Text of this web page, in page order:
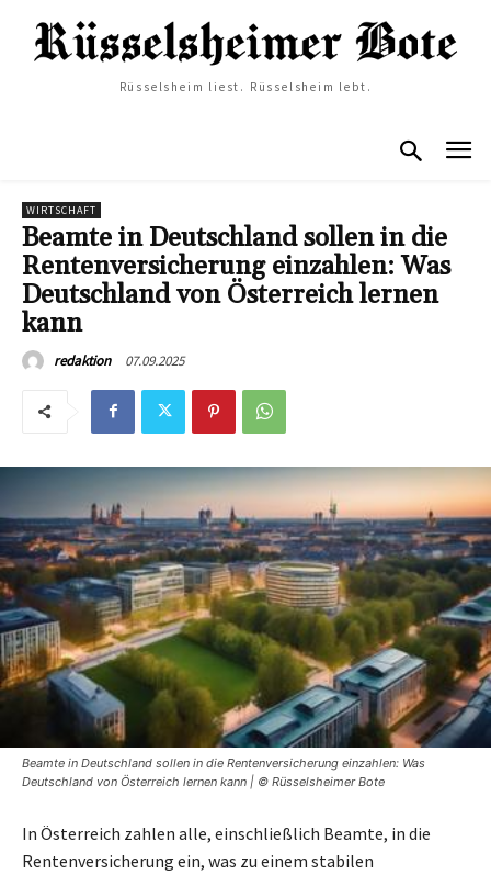
Rüsselsheim liest. Rüsselsheim lebt.
WIRTSCHAFT
Beamte in Deutschland sollen in die
Rentenversicherung einzahlen: Was
Deutschland von Österreich lernen
kann
redaktion 07.09.2025
Beamte in Deutschland sollen in die Rentenversicherung einzahlen: Was
Deutschland von Österreich lernen kann | © Rüsselsheimer Bote
In Österreich zahlen alle, einschließlich Beamte, in die
Rentenversicherung ein, was zu einem stabilen